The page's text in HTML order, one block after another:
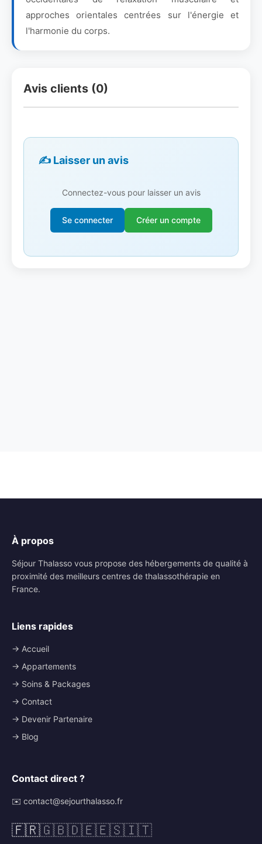
approches orientales centrées sur l'énergie et
l'harmonie du corps.
Avis clients (0)
✍️ Laisser un avis
Connectez-vous pour laisser un avis
Se connecter Créer un compte
À propos
Séjour Thalasso vous propose des hébergements de qualité à
proximité des meilleurs centres de thalassothérapie en
France.
Liens rapides
→ Accueil
→ Appartements
→ Soins & Packages
→ Contact
→ Devenir Partenaire
→ Blog
Contact direct ?
✉️ contact@sejourthalasso.fr
🇫🇷🇬🇧🇩🇪🇪🇸🇮🇹